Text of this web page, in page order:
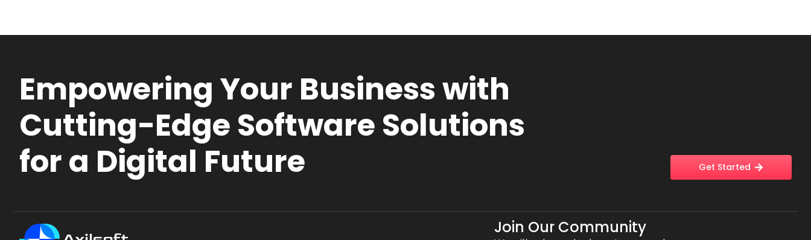
Empowering Your Business with
Cutting-Edge Software Solutions
for a Digital Future
Get Started
Join Our Community